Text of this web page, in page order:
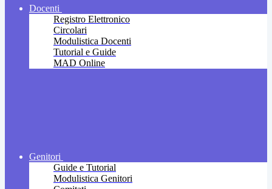
Docenti
Registro Elettronico
Circolari
Modulistica Docenti
Tutorial e Guide
MAD Online
Genitori
Guide e Tutorial
Modulistica Genitori